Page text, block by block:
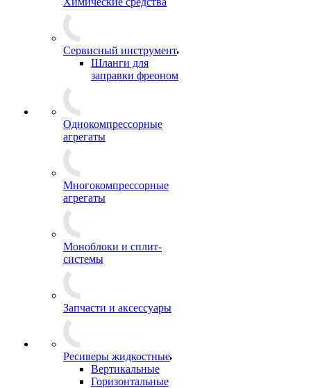
Сервисный инструмент
Шланги для
заправки фреоном
Однокомпрессорные
агрегаты
Многокомпрессорные
агрегаты
Моноблоки и сплит-
системы
Запчасти и аксессуары
Ресиверы жидкостные
Вертикальные
Горизонтальные